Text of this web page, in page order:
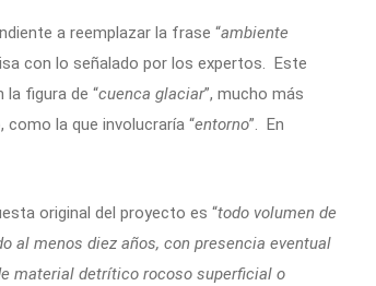
a reemplazar la frase “ambiente
con lo señalado por los expertos. Este
figura de “cuenca glaciar”, mucho más
la que involucraría “entorno”. En
original del proyecto es “todo volumen de
al menos diez años, con presencia eventual
material detrítico rocoso superficial o